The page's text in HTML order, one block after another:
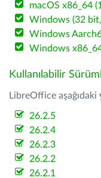
macOS x86_64
Windows (32
Windows
Windows
Kullanılabilir
LibreOffice aşağıdaki
26.2.5
26.2.4
26.2.3
26.2.2
26.2.1